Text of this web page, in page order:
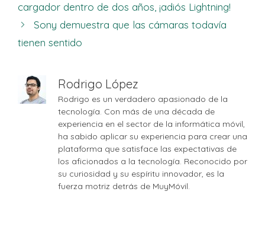
cargador dentro de dos años, ¡adiós Lightning!
Sony demuestra que las cámaras todavía
tienen sentido
Rodrigo López
Rodrigo es un verdadero apasionado de la
tecnología. Con más de una década de
experiencia en el sector de la informática móvil,
ha sabido aplicar su experiencia para crear una
plataforma que satisface las expectativas de
los aficionados a la tecnología. Reconocido por
su curiosidad y su espíritu innovador, es la
fuerza motriz detrás de MuyMóvil.